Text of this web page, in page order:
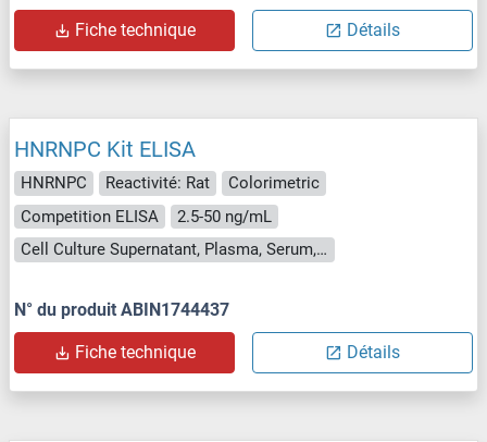
Fiche technique Détails
HNRNPC Kit ELISA
HNRNPC Reactivité: Rat
Colorimetric
Competition ELISA
2.5-50 ng/mL
Cell Culture Supernatant, Plasma, Serum, Tissue Homogenate
N° du produit ABIN1744437
Fiche technique Détails